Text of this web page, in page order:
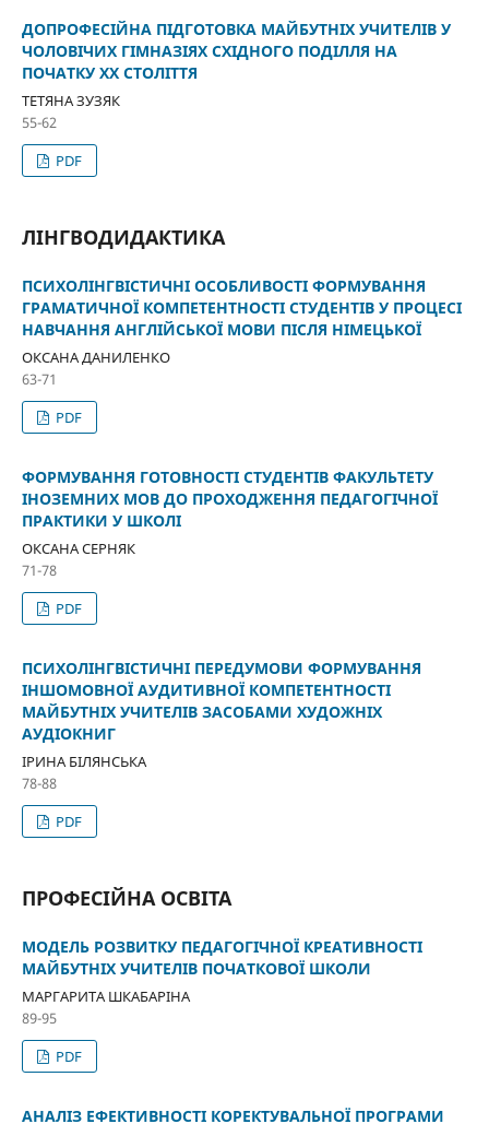
ДОПРОФЕСІЙНА ПІДГОТОВКА МАЙБУТНІХ УЧИТЕЛІВ У
ЧОЛОВІЧИХ ГІМНАЗІЯХ СХІДНОГО ПОДІЛЛЯ НА
ПОЧАТКУ XX СТОЛІТТЯ
ТЕТЯНА ЗУЗЯК
55-62
PDF
ЛІНГВОДИДАКТИКА
ПСИХОЛІНГВІСТИЧНІ ОСОБЛИВОСТІ ФОРМУВАННЯ
ГРАМАТИЧНОЇ КОМПЕТЕНТНОСТІ СТУДЕНТІВ У ПРОЦЕСІ
НАВЧАННЯ АНГЛІЙСЬКОЇ МОВИ ПІСЛЯ НІМЕЦЬКОЇ
ОКСАНА ДАНИЛЕНКО
63-71
PDF
ФОРМУВАННЯ ГОТОВНОСТІ СТУДЕНТІВ ФАКУЛЬТЕТУ
ІНОЗЕМНИХ МОВ ДО ПРОХОДЖЕННЯ ПЕДАГОГІЧНОЇ
ПРАКТИКИ У ШКОЛІ
ОКСАНА СЕРНЯК
71-78
PDF
ПСИХОЛІНГВІСТИЧНІ ПЕРЕДУМОВИ ФОРМУВАННЯ
ІНШОМОВНОЇ АУДИТИВНОЇ КОМПЕТЕНТНОСТІ
МАЙБУТНІХ УЧИТЕЛІВ ЗАСОБАМИ ХУДОЖНІХ
АУДІОКНИГ
ІРИНА БІЛЯНСЬКА
78-88
PDF
ПРОФЕСІЙНА ОСВІТА
МОДЕЛЬ РОЗВИТКУ ПЕДАГОГІЧНОЇ КРЕАТИВНОСТІ
МАЙБУТНІХ УЧИТЕЛІВ ПОЧАТКОВОЇ ШКОЛИ
МАРГАРИТА ШКАБАРІНА
89-95
PDF
АНАЛІЗ ЕФЕКТИВНОСТІ КОРЕКТУВАЛЬНОЇ ПРОГРАМИ